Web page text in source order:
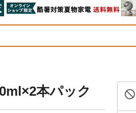
本パック